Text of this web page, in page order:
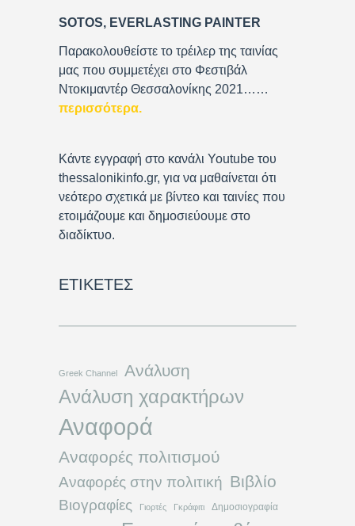
e
r
SOTOS, EVERLASTING PAINTER
Παρακολουθείστε το τρέιλερ της ταινίας
μας που συμμετέχει στο Φεστιβάλ
Ντοκιμαντέρ Θεσσαλονίκης 2021……
περισσότερα.
Κάντε εγγραφή στο κανάλι Youtube του
thessalonikinfo.gr, για να μαθαίνεται ότι
νεότερο σχετικά με βίντεο και ταινίες που
ετοιμάζουμε και δημοσιεύουμε στο
διαδίκτυο.
ΕΤΙΚΈΤΕΣ
Greek Channel Ανάλυση
Ανάλυση χαρακτήρων
Αναφορά
Αναφορές πολιτισμού
Αναφορές στην πολιτική Βιβλίο
Βιογραφίες Γιορτές Γκράφιτι Δημοσιογραφία